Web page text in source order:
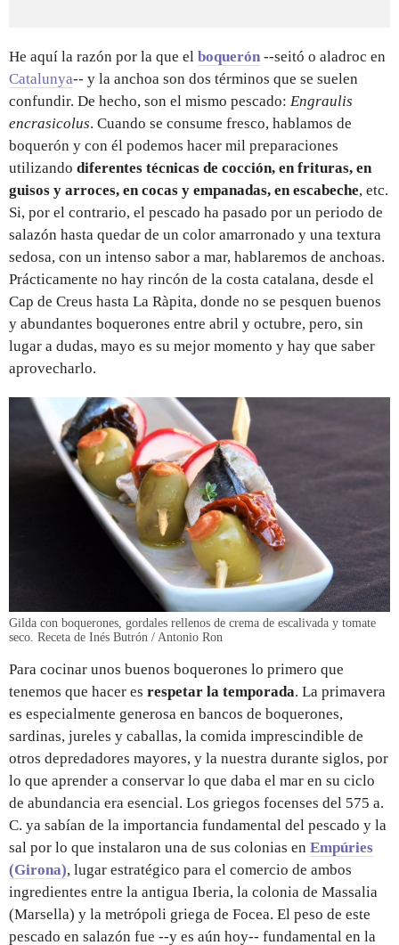
He aquí la razón por la que el boquerón --seitó o aladroc en
Catalunya-- y la anchoa son dos términos que se suelen
confundir. De hecho, son el mismo pescado: Engraulis
encrasicolus. Cuando se consume fresco, hablamos de
boquerón y con él podemos hacer mil preparaciones
utilizando diferentes técnicas de cocción, en frituras, en
guisos y arroces, en cocas y empanadas, en escabeche, etc.
Si, por el contrario, el pescado ha pasado por un periodo de
salazón hasta quedar de un color amarronado y una textura
sedosa, con un intenso sabor a mar, hablaremos de anchoas.
Prácticamente no hay rincón de la costa catalana, desde el
Cap de Creus hasta La Ràpita, donde no se pesquen buenos
y abundantes boquerones entre abril y octubre, pero, sin
lugar a dudas, mayo es su mejor momento y hay que saber
aprovecharlo.
Gilda con boquerones, gordales rellenos de crema de escalivada y tomate
seco. Receta de Inés Butrón / Antonio Ron
Para cocinar unos buenos boquerones lo primero que
tenemos que hacer es respetar la temporada. La primavera
es especialmente generosa en bancos de boquerones,
sardinas, jureles y caballas, la comida imprescindible de
otros depredadores mayores, y la nuestra durante siglos, por
lo que aprender a conservar lo que daba el mar en su ciclo
de abundancia era esencial. Los griegos focenses del 575 a.
C. ya sabían de la importancia fundamental del pescado y la
sal por lo que instalaron una de sus colonias en Empúries
(Girona), lugar estratégico para el comercio de ambos
ingredientes entre la antigua Iberia, la colonia de Massalia
(Marsella) y la metrópoli griega de Focea. El peso de este
pescado en salazón fue --y es aún hoy-- fundamental en la